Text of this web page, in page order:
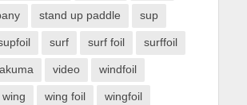
stand up paddle sup
surf surf foil surffoil
video windfoil
wing wing foil wingfoil